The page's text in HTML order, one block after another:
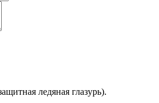
ледяная глазурь).